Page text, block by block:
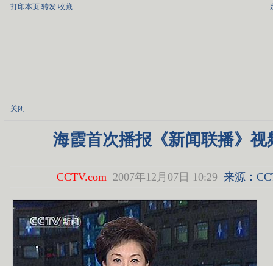
打印本页 转发 收藏
关闭
海霞首次播报《新闻联播》视
CCTV.com 2007年12月07日 10:29 来源：